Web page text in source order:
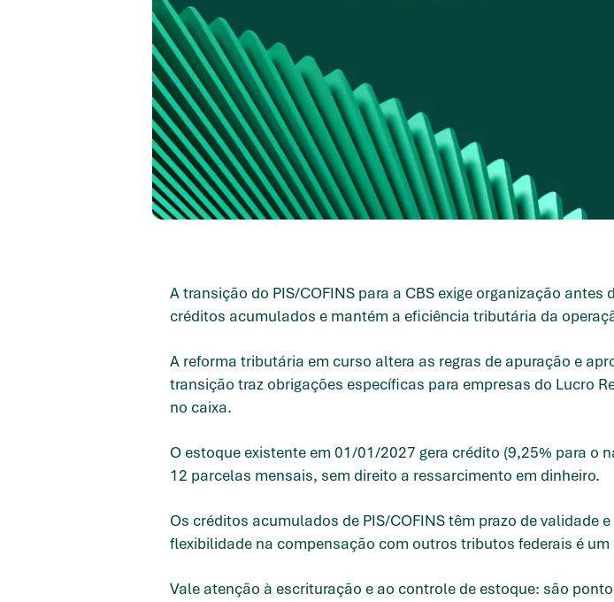
A transição do PIS/COFINS para a CBS exige organização
créditos acumulados e mantém a eficiência tributária da
A reforma tributária em curso altera as regras de apuração e
transição traz obrigações específicas para empresas do Lucro
no caixa.
O estoque existente em 01/01/2027 gera crédito (9,25% para
12 parcelas mensais, sem direito a ressarcimento em dinheiro.
Os créditos acumulados de PIS/COFINS têm prazo de validade
flexibilidade na compensação com outros tributos federais é
Vale atenção à escrituração e ao controle de estoque: são